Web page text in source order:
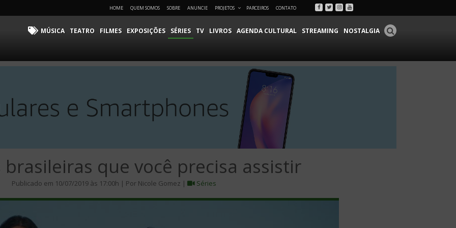
HOME QUEM SOMOS SOBRE ANUNCIE PROJETOS PARCEIROS CONTATO Facebook
Twitter
Instagram
Youtube
MÚSICA TEATRO FILMES EXPOSIÇÕES SÉRIES TV LIVROS AGENDA CULTURAL STREAMING NOSTALGIA
brasileiras que você precisa assistir
Publicado em 10/07/2019 às 17:00h | Por Nicole Gomez | Séries